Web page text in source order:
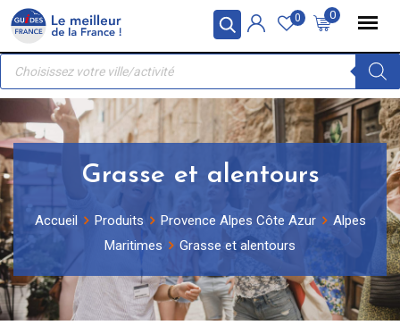
Panneau de gestion des cookies
Skip
content
0
0
Recherche
produits
Grasse et alentours
Accueil Produits Provence Alpes Côte Azur
Alpes
Maritimes
Grasse et alentours